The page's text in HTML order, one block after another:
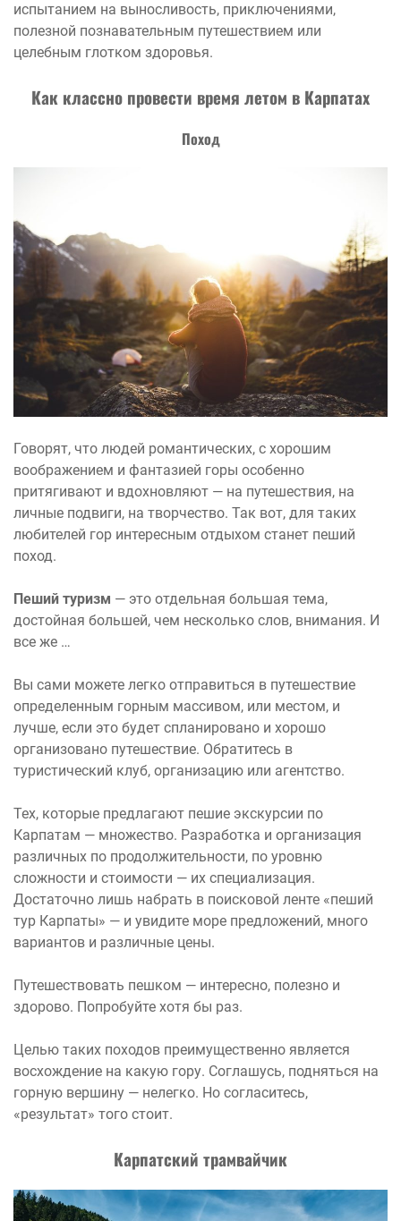
испытанием на выносливость, приключениями,
полезной познавательным путешествием или
целебным глотком здоровья.
Как классно провести время летом в Карпатах
Поход
Говорят, что людей романтических, с хорошим
воображением и фантазией горы особенно
притягивают и вдохновляют — на путешествия, на
личные подвиги, на творчество. Так вот, для таких
любителей гор интересным отдыхом станет пеший
поход.
Пеший туризм — это отдельная большая тема,
достойная большей, чем несколько слов, внимания. И
все же …
Вы сами можете легко отправиться в путешествие
определенным горным массивом, или местом, и
лучше, если это будет спланировано и хорошо
организовано путешествие. Обратитесь в
туристический клуб, организацию или агентство.
Тех, которые предлагают пешие экскурсии по
Карпатам — множество. Разработка и организация
различных по продолжительности, по уровню
сложности и стоимости — их специализация.
Достаточно лишь набрать в поисковой ленте «пеший
тур Карпаты» — и увидите море предложений, много
вариантов и различные цены.
Путешествовать пешком — интересно, полезно и
здорово. Попробуйте хотя бы раз.
Целью таких походов преимущественно является
восхождение на какую гору. Соглашусь, подняться на
горную вершину — нелегко. Но согласитесь,
«результат» того стоит.
Карпатский трамвайчик